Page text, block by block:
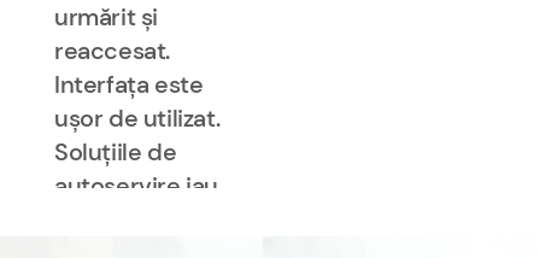
urmărit și
reaccesat.
Interfața este
ușor de utilizat.
Soluțiile de
autoservire iau